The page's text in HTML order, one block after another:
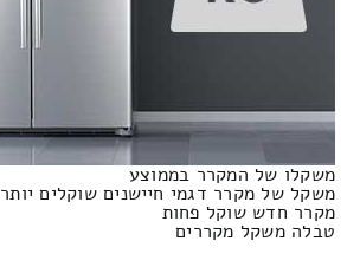
משקלו של המקרר בממוצע
משקל של מקרר דגמי חיישנים שוקלים יותר
מקרר חדש שוקל פחות
טבלה משקל מקררים